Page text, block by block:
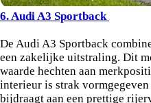
6. Audi A3 Sportback
De Audi A3 Sportback
een zakelijke uitstraling. Dit
waarde hechten aan
interieur is strak
bijdraagt aan een prettige